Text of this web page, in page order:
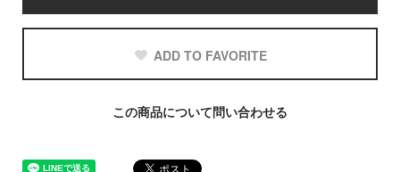
ADD TO FAVORITE
この商品について問い合わせる